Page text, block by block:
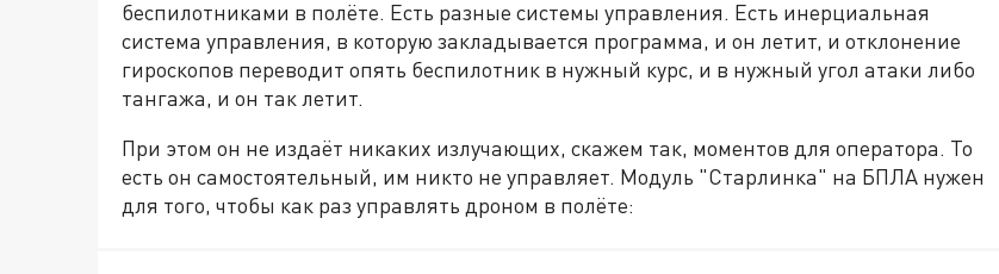
беспилотниками в полёте. Есть разные системы управления. Есть инерциальная
система управления, в которую закладывается программа, и он летит, и отклонение
гироскопов переводит опять беспилотник в нужный курс, и в нужный угол атаки либо
тангажа, и он так летит.
При этом он не издаёт никаких излучающих, скажем так, моментов для оператора. То
есть он самостоятельный, им никто не управляет. Модуль "Старлинка" на БПЛА нужен
для того, чтобы как раз управлять дроном в полёте: